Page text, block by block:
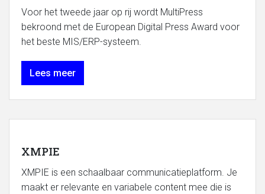
Voor het tweede jaar op rij wordt MultiPress
bekroond met de European Digital Press Award voor
het beste MIS/ERP-systeem.
Lees meer
XMPIE
XMPIE is een schaalbaar communicatieplatform. Je
maakt er relevante en variabele content mee die is